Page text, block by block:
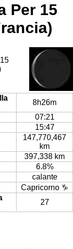
Per 15
8h26m
07:21
15:47
147,770,467
km
397,338 km
6.8%
calante
Capricorno ♑
27